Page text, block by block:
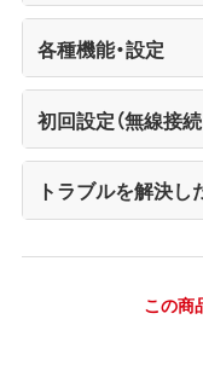
各種機能・設定
初回設定（無線接
トラブルを解決し
この商